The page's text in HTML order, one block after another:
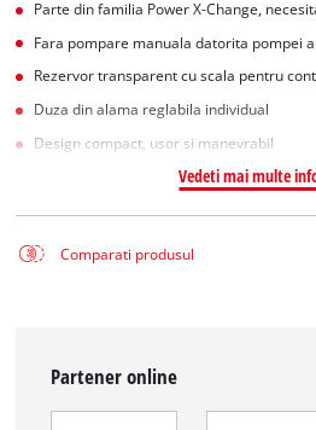
Parte din familia Power X-Change,
Fara pompare manuala datorita pompei
Rezervor transparent cu scala pentru
Duza din alama reglabila individual
Design compact, usor si manevrabil
Vedeti mai multe
Comparati produsul
Partener online